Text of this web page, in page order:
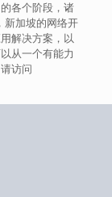
各个阶段，诸
新加坡的网络开
解决方案，以
从一个有能力
访问